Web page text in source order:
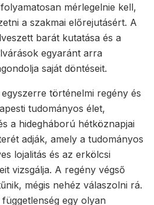
mérlegelnie kell,
a szakmai előrejutásért. A
barát kutatása és a
egyaránt arra
saját döntéseit.
történelmi regény és
tudományos élet,
a hidegháború hétköznapjai
adják, amely a tudományos
lojalitás és az erkölcsi
vizsgálja. A regény végső
mégis nehéz válaszolni rá.
egy olyan